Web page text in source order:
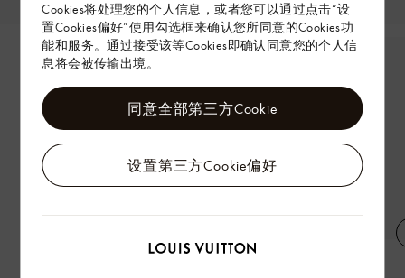
Cookies将处理您的个人信息，或者您可以通过点击“设
置Cookies偏好”使用勾选框来确认您所同意的Cookies功
能和服务。通过接受该等Cookies即确认同意您的个人信
息将会被传输出境。
设置第三方Cookie偏好
同意全部第三方Cookie
绒面混合材质束腰夹克 刺绣短袖衬衫